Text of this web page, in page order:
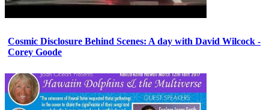
Cosmic Disclosure Behind Scenes: A day with David Wilcock -
Corey Goode